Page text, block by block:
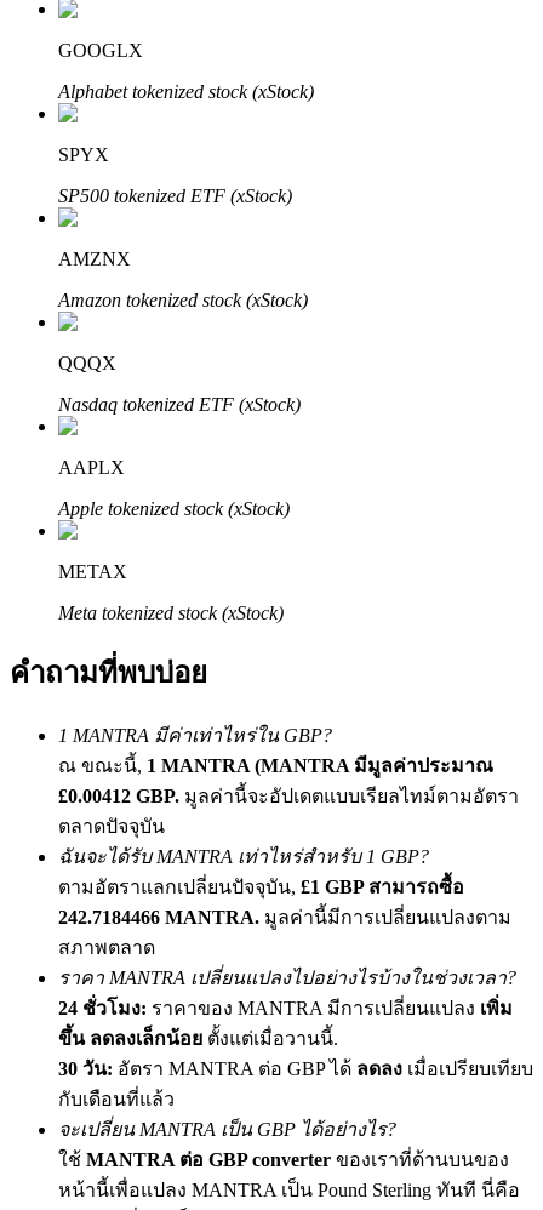
พันธมิตร Bitrue
เชิญเพื่อนเพื่อรับรางวัลเงินสด
BTC Welcome Rewards
BTC Welcome Rewards
Deposit & Trade BTC to Share 25000 USDT prize pool!
Deposit CASHCAT & Win
GOOGLX
Alphabet tokenized stock (xStock)
SPYX
SP500 tokenized ETF (xStock)
AMZNX
Amazon tokenized stock (xStock)
QQQX
Nasdaq tokenized ETF (xStock)
AAPLX
Apple tokenized stock (xStock)
METAX
Meta tokenized stock (xStock)
คำถามที่พบบ่อย
1 MANTRA มีค่าเท่าไหร่ใน GBP?
ณ ขณะนี้, 1 MANTRA (MANTRA มีมูลค่าประมาณ
£0.00412 GBP. มูลค่านี้จะอัปเดตแบบเรียลไทม์ตามอัตรา
ตลาดปัจจุบัน
ฉันจะได้รับ MANTRA เท่าไหร่สำหรับ 1 GBP?
ตามอัตราแลกเปลี่ยนปัจจุบัน, £1 GBP สามารถซื้อ
242.7184466 MANTRA. มูลค่านี้มีการเปลี่ยนแปลงตาม
สภาพตลาด
ราคา MANTRA เปลี่ยนแปลงไปอย่างไรบ้างในช่วงเวลา?
24 ชั่วโมง: ราคาของ MANTRA มีการเปลี่ยนแปลง เพิ่ม
ขึ้น ลดลงเล็กน้อย ตั้งแต่เมื่อวานนี้.
30 วัน: อัตรา MANTRA ต่อ GBP ได้ ลดลง เมื่อเปรียบเทียบ
กับเดือนที่แล้ว
จะเปลี่ยน MANTRA เป็น GBP ได้อย่างไร?
ใช้ MANTRA ต่อ GBP converter ของเราที่ด้านบนของ
หน้านี้เพื่อแปลง MANTRA เป็น Pound Sterling ทันที นี่คือ